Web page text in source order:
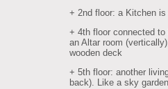
+ 2nd floor: a Kitchen
+ 4th floor connected
an Altar room
wooden deck
+ 5th floor: another
back). Like a sky